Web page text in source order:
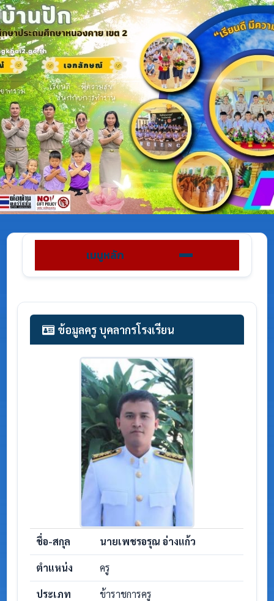
เมนูหลัก
ข้อมูลครู บุคลากรโรงเรียน
ชื่อ-สกุล นายเพชรอรุณ อ่างแก้ว
ตำแหน่ง ครู
ประเภท ข้าราชการครู